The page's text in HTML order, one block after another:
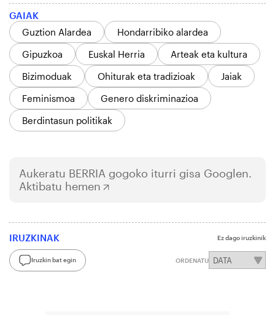
GAIAK
Guztion Alardea
Hondarribiko alardea
Gipuzkoa
Euskal Herria
Arteak eta kultura
Bizimoduak
Ohiturak eta tradizioak
Jaiak
Feminismoa
Genero diskriminazioa
Berdintasun politikak
Aukeratu BERRIA gogoko iturri gisa Googlen.
Aktibatu hemen
IRUZKINAK Ez dago iruzkinik
Iruzkin bat egin ORDENATU